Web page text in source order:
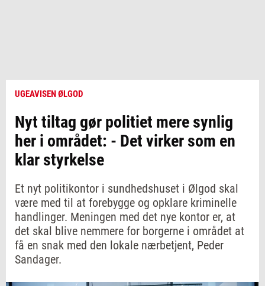
UGEAVISEN ØLGOD
Nyt tiltag gør politiet mere synlig
her i området: - Det virker som en
klar styrkelse
Et nyt politikontor i sundhedshuset i Ølgod skal
være med til at forebygge og opklare kriminelle
handlinger. Meningen med det nye kontor er, at
det skal blive nemmere for borgerne i området at
få en snak med den lokale nærbetjent, Peder
Sandager.